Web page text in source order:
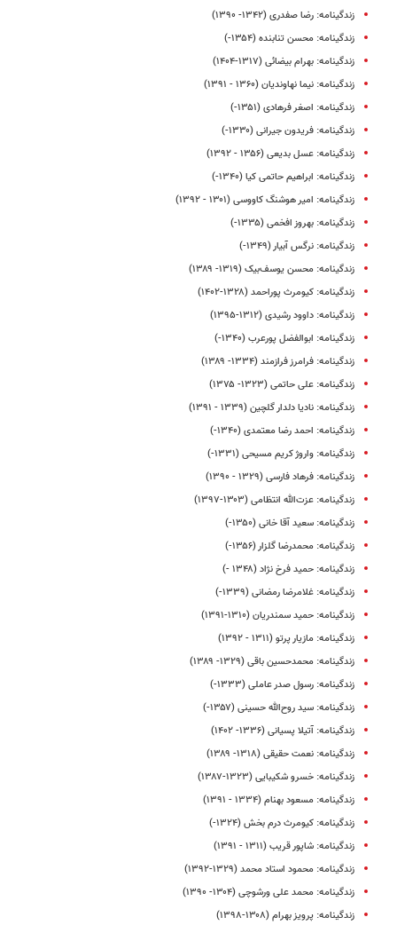
زندگینامه: رضا صفدری (۱۳۴۲- ۱۳۹۰)
زندگینامه: محسن تنابنده (۱۳۵۴-)
زندگینامه: بهرام بیضائی (۱۳۱۷-۱۴۰۴)
زندگینامه: نیما نهاوندیان (۱۳۶۰ - ۱۳۹۱)
زندگینامه: اصغر فرهادی (۱۳۵۱-)
زندگینامه: فریدون جیرانی (۱۳۳۰-)
زندگینامه: عسل بدیعی (۱۳۵۶ - ۱۳۹۲)
زندگینامه: ابراهیم حاتمی کیا (۱۳۴۰-)
زندگینامه: امیر هوشنگ کاووسی (۱۳۰۱ - ۱۳۹۲)
زندگینامه: بهروز افخمی (۱۳۳۵-)
زندگینامه: نرگس آبیار (۱۳۴۹-)
زندگینامه: محسن یوسف‌بیک (۱۳۱۹- ۱۳۸۹)
زندگینامه: کیومرث پوراحمد (۱۳۲۸-۱۴۰۲)
زندگینامه: داوود رشیدی (۱۳۱۲-۱۳۹۵)
زندگینامه: ابوالفضل پورعرب (۱۳۴۰-)
زندگینامه: فرامرز فرازمند (۱۳۳۴- ۱۳۸۹)
زندگینامه: علی حاتمی (۱۳۲۳- ۱۳۷۵)
زندگینامه: نادیا دلدار گلچین (۱۳۳۹ - ۱۳۹۱)
زندگینامه: احمد رضا معتمدی (۱۳۴۰-)
زندگینامه: واروژ کریم‌ مسیحی (۱۳۳۱-)
زندگینامه: فرهاد فارسی (۱۳۲۹ - ۱۳۹۰)
زندگینامه: عزت‌الله انتظامی (۱۳۰۳-۱۳۹۷)
زندگینامه: سعید آقا خانی (۱۳۵۰-)
زندگینامه: محمدرضا گلزار (۱۳۵۶-)
زندگینامه: حمید فرخ‌ نژاد (۱۳۴۸ -)
زندگینامه: غلامرضا رمضانی (۱۳۳۹-)
زندگینامه: حمید سمندریان (۱۳۱۰-۱۳۹۱)
زندگینامه: مازیار پرتو (۱۳۱۱ - ۱۳۹۲)
زندگینامه: محمدحسین باقی (۱۳۲۹- ۱۳۸۹)
زندگینامه: رسول صدر عاملی (۱۳۳۳-)
زندگینامه: سید روح‌الله حسینی (۱۳۵۷-)
زندگینامه: آتیلا پسیانی (۱۳۳۶- ۱۴۰۲)
زندگینامه: نعمت حقیقی (۱۳۱۸- ۱۳۸۹)
زندگینامه: خسرو شکیبایی (۱۳۲۳-۱۳۸۷)
زندگینامه: مسعود بهنام (۱۳۳۴ - ۱۳۹۱)
زندگینامه: کیومرث درم‌ بخش (۱۳۲۴-)
زندگینامه: شاپور قریب (۱۳۱۱ - ۱۳۹۱)
زندگینامه: محمود استاد محمد (۱۳۲۹-۱۳۹۲)
زندگینامه: محمد علی ورشوچی (۱۳۰۴- ۱۳۹۰)
زندگینامه: پرویز بهرام (۱۳۰۸-۱۳۹۸)